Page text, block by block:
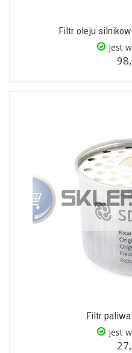
Filtr oleju
Jest
Filtr paliwa
Jest